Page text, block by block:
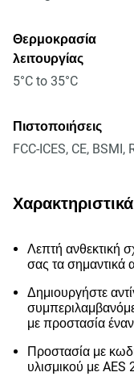
Θερμοκρασία
λειτουργίας
5°C to 35°C
Πιστοποιήσεις
FCC-ICES, CE, BSMI,
Λεπτή ανθεκτική
σας τα σημαντικά
Δημιουργήστε
με προστασία
Προστασία με
υλισμικού με AES